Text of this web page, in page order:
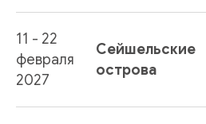
11 - 22
февраля
2027
Сейшельские
острова